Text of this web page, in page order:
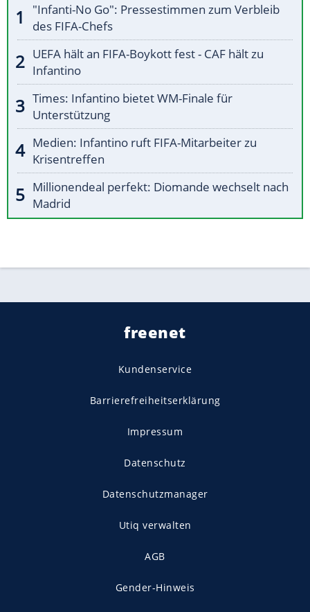
"Infanti-No Go": Pressestimmen zum Verbleib
des FIFA-Chefs
UEFA hält an FIFA-Boykott fest - CAF hält zu
Infantino
Times: Infantino bietet WM-Finale für
Unterstützung
Medien: Infantino ruft FIFA-Mitarbeiter zu
Krisentreffen
Millionendeal perfekt: Diomande wechselt nach
Madrid
freenet
Kundenservice
Barrierefreiheitserklärung
Impressum
Datenschutz
Datenschutzmanager
Utiq verwalten
AGB
Gender-Hinweis